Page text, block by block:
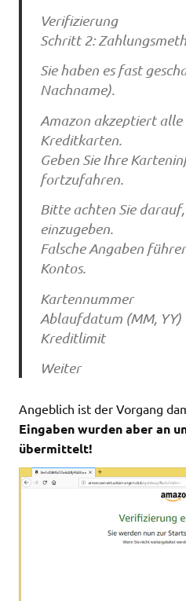
Verifizierung
Schritt 2:
Sie haben es fast
Nachname).
Amazon akzeptiert alle
Kreditkarten.
Geben Sie Ihre
fortzufahren.
Bitte achten Sie
einzugeben.
Falsche Angaben
Kontos.
Kartennummer
Ablaufdatum (MM,
Kreditlimit
Weiter
Angeblich ist der Vorgang
Eingaben wurden aber an
übermittelt!